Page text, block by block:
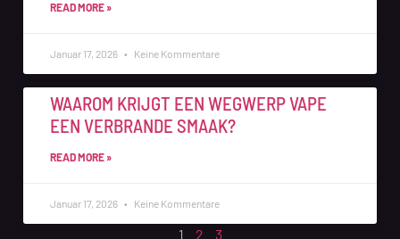
READ MORE »
Januar 17, 2026 Keine Kommentare
WAAROM KRIJGT EEN WEGWERP VAPE
EEN VERBRANDE SMAAK?
READ MORE »
Januar 17, 2026 Keine Kommentare
1 2 3